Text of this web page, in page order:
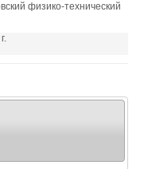
физико-технический